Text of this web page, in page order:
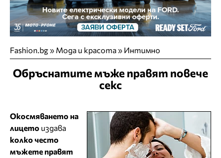
Fashion.bg» Мода и красота» Интимно
Обръснатите мъже правят повече
секс
Окосмяването на
лицето издава
колко често
мъжете правят